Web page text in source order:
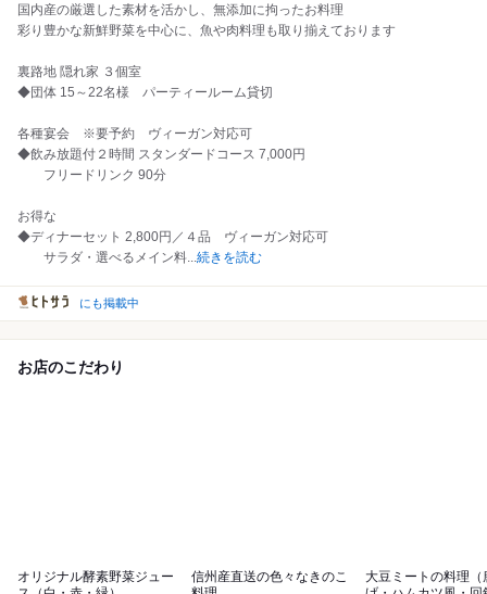
国内産の厳選した素材を活かし、無添加に拘ったお料理
彩り豊かな新鮮野菜を中心に、魚や肉料理も取り揃えております
裏路地 隠れ家 ３個室
◆団体 15～22名様 パーティールーム貸切
各種宴会 ※要予約 ヴィーガン対応可
◆飲み放題付２時間 スタンダードコース 7,000円
フリードリンク 90分
お得な
◆ディナーセット 2,800円／４品 ヴィーガン対応可
サラダ・選べるメイン料...続きを読む
にも掲載中
お店のこだわり
オリジナル酵素野菜ジュー
信州産直送の色々なきのこ
大豆ミートの料理（